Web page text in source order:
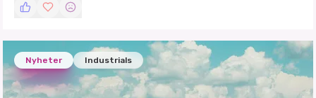
Nyheter Industrials